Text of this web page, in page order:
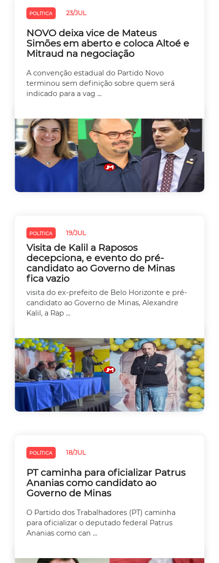
POLÍTICA 23/JUL
NOVO deixa vice de Mateus
Simões em aberto e coloca Altoé e
Mitraud na negociação
A convenção estadual do Partido Novo
terminou sem definição sobre quem será
indicado para a vag ...
POLÍTICA 19/JUL
Visita de Kalil a Raposos
decepciona, e evento do pré-
candidato ao Governo de Minas
fica vazio
visita do ex-prefeito de Belo Horizonte e pré-
candidato ao Governo de Minas, Alexandre
Kalil, a Rap ...
POLÍTICA 18/JUL
PT caminha para oficializar Patrus
Ananias como candidato ao
Governo de Minas
O Partido dos Trabalhadores (PT) caminha
para oficializar o deputado federal Patrus
Ananias como can ...